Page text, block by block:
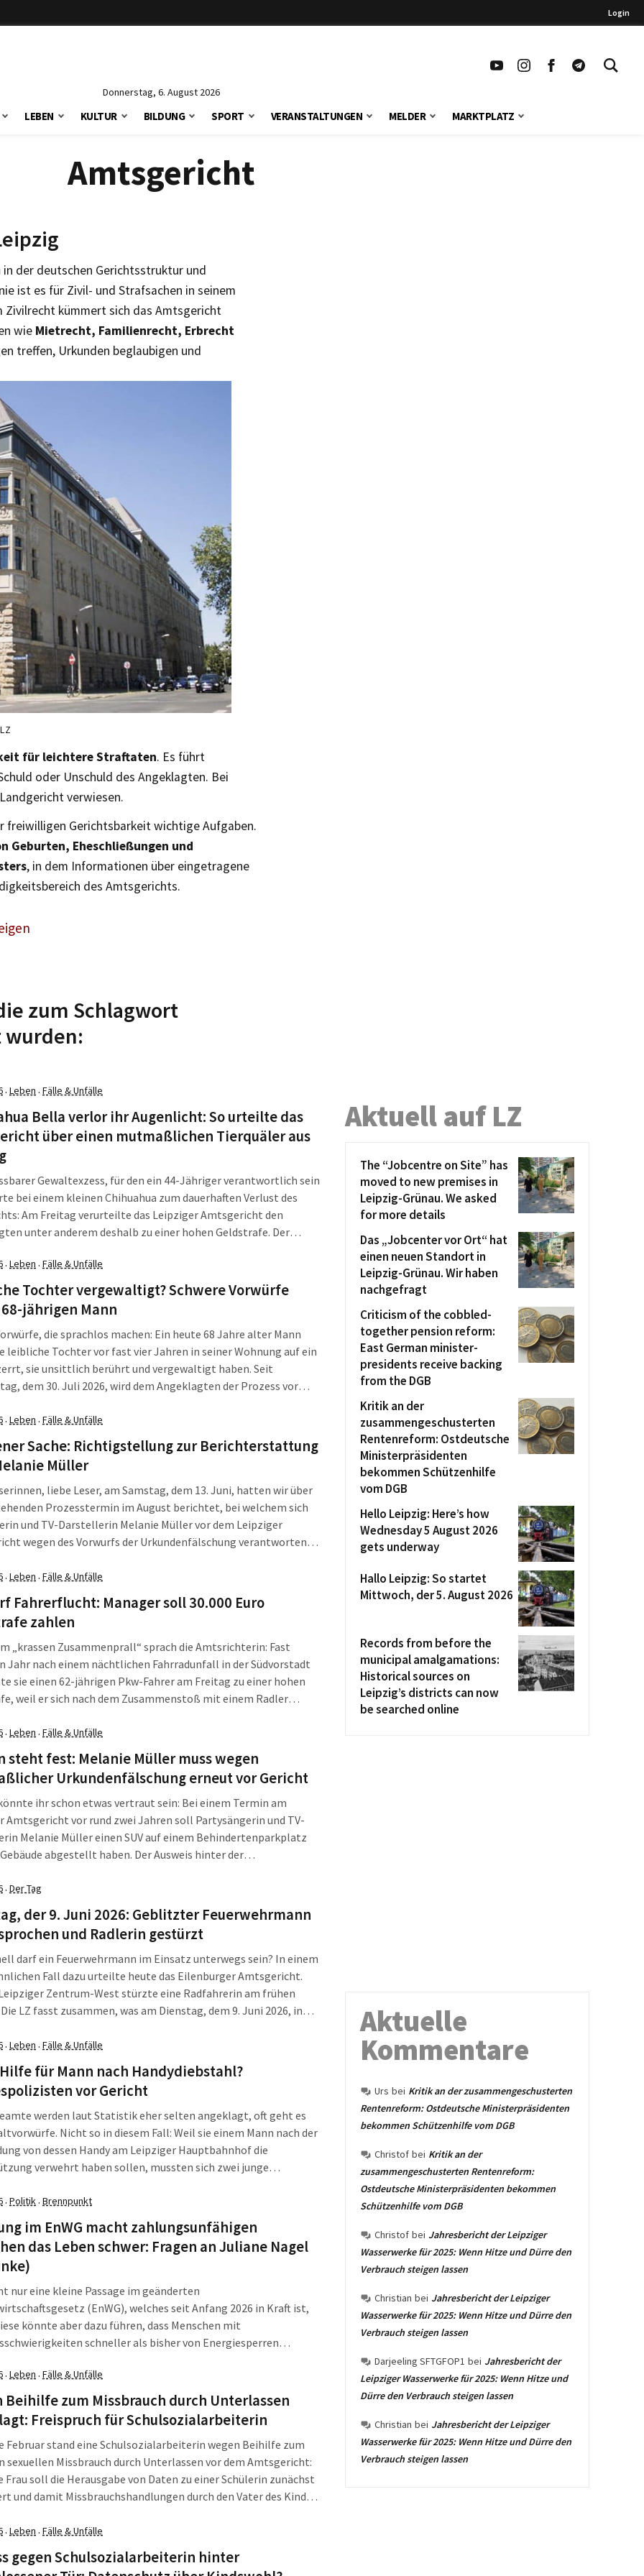
Login
Donnerstag, 6. August 2026
LEBEN KULTUR BILDUNG SPORT VERANSTALTUNGEN MELDER MARKTPLATZ
Amtsgericht
der deutschen Gerichtsstruktur und
ist es für Zivil- und Strafsachen in seinem
kümmert sich das Amtsgericht
wie Mietrecht, Familienrecht, Erbrecht
treffen, Urkunden beglaubigen und
für leichtere Straftaten. Es führt
oder Unschuld des Angeklagten. Bei
verwiesen.
freiwilligen Gerichtsbarkeit wichtige Aufgaben.
Geburten, Eheschließungen und
, in dem Informationen über eingetragene
des Amtsgerichts.
zum Schlagwort
· Leben · Fälle & Unfälle
Bella verlor ihr Augenlicht: So urteilte das
über einen mutmaßlichen Tierquäler aus
Gewaltexzess, für den ein 44-Jähriger verantwortlich sein
bei einem kleinen Chihuahua zum dauerhaften Verlust des
Am Freitag verurteilte das Leipziger Amtsgericht den
unter anderem deshalb zu einer hohen Geldstrafe. Der
war. In der Anklageschrift legte die Vertreterin […]
· Leben · Fälle & Unfälle
Tochter vergewaltigt? Schwere Vorwürfe
jährigen Mann
die sprachlos machen: Ein heute 68 Jahre alter Mann
leibliche Tochter vor fast vier Jahren in seiner Wohnung auf ein
sie unsittlich berührt und vergewaltigt haben. Seit
dem 30. Juli 2026, wird dem Angeklagten der Prozess vor
· Leben · Fälle & Unfälle
Sache: Richtigstellung zur Berichterstattung
Müller
liebe Leser, am Samstag, dem 13. Juni, hatten wir über
Prozesstermin im August berichtet, bei welchem sich
und TV-Darstellerin Melanie Müller vor dem Leipziger
wegen des Vorwurfs der Urkundenfälschung verantworten
die wir ganz im Sinne der Transparenz hier […]
· Leben · Fälle & Unfälle
Fahrerflucht: Manager soll 30.000 Euro
zahlen
„krassen Zusammenprall“ sprach die Amtsrichterin: Fast
Jahr nach einem nächtlichen Fahrradunfall in der Südvorstadt
sie einen 62-jährigen Pkw-Fahrer am Freitag zu einer hohen
weil er sich nach dem Zusammenstoß mit einem Radler
sich der Sachverhalt aber anders […]
· Leben · Fälle & Unfälle
steht fest: Melanie Müller muss wegen
Urkundenfälschung erneut vor Gericht
ihr schon etwas vertraut sein: Bei einem Termin am
Amtsgericht vor rund zwei Jahren soll Partysängerin und TV-
Melanie Müller einen SUV auf einem Behindertenparkplatz
abgestellt haben. Der Ausweis hinter der
eine Fälschung sein. Nun steht ein Prozesstermin
· Der Tag
der 9. Juni 2026: Geblitzter Feuerwehrmann
und Radlerin gestürzt
darf ein Feuerwehrmann im Einsatz unterwegs sein? In einem
Fall dazu urteilte heute das Eilenburger Amtsgericht.
Zentrum-West stürzte eine Radfahrerin am frühen
LZ fasst zusammen, was am Dienstag, dem 9. Juni 2026, in
Feuerwehrmanns? Amtsgericht Eilenburg sagt […]
· Leben · Fälle & Unfälle
für Mann nach Handydiebstahl?
vor Gericht
werden laut Statistik eher selten angeklagt, oft geht es
Nicht so in diesem Fall: Weil sie einem Mann nach der
von dessen Handy am Leipziger Hauptbahnhof die
verwehrt haben sollen, mussten sich zwei junge
vor dem Amtsgericht endete anders als gedacht. […]
· Politik· Brennpunkt
im EnWG macht zahlungsunfähigen
das Leben schwer: Fragen an Juliane Nagel
nur eine kleine Passage im geänderten
(EnWG), welches seit Anfang 2026 in Kraft ist,
könnte aber dazu führen, dass Menschen mit
schneller als bisher von Energiesperren
abzuwenden. Seit 2026 liegt die Zuständigkeit für diese
[…]
· Leben · Fälle & Unfälle
Beihilfe zum Missbrauch durch Unterlassen
Freispruch für Schulsozialarbeiterin
Februar stand eine Schulsozialarbeiterin wegen Beihilfe zum
sexuellen Missbrauch durch Unterlassen vor dem Amtsgericht:
Frau soll die Herausgabe von Daten zu einer Schülerin zunächst
und damit Missbrauchshandlungen durch den Vater des Kindes
Die Anklage hat allerdings Berufung […]
· Leben · Fälle & Unfälle
gegen Schulsozialarbeiterin hinter
Aktuell auf LZ
The “Jobcentre on Site” has
moved to new premises in
Leipzig-Grünau. We asked
for more details
Das „Jobcenter vor Ort“ hat
einen neuen Standort in
Leipzig-Grünau. Wir haben
nachgefragt
Criticism of the cobbled-
together pension reform:
East German minister-
presidents receive backing
from the DGB
Kritik an der
zusammengeschusterten
Rentenreform: Ostdeutsche
Ministerpräsidenten
bekommen Schützenhilfe
vom DGB
Hello Leipzig: Here’s how
Wednesday 5 August 2026
gets underway
Hallo Leipzig: So startet
Mittwoch, der 5. August 2026
Records from before the
municipal amalgamations:
Historical sources on
Leipzig’s districts can now
be searched online
Aktuelle
Kommentare
Urs bei Kritik an der zusammengeschusterten
Rentenreform: Ostdeutsche Ministerpräsidenten
bekommen Schützenhilfe vom DGB
Christof bei Kritik an der
zusammengeschusterten Rentenreform:
Ostdeutsche Ministerpräsidenten bekommen
Schützenhilfe vom DGB
Christof bei Jahresbericht der Leipziger
Wasserwerke für 2025: Wenn Hitze und Dürre den
Verbrauch steigen lassen
Christian bei Jahresbericht der Leipziger
Wasserwerke für 2025: Wenn Hitze und Dürre den
Verbrauch steigen lassen
Darjeeling SFTGFOP1 bei Jahresbericht der
Leipziger Wasserwerke für 2025: Wenn Hitze und
Dürre den Verbrauch steigen lassen
Christian bei Jahresbericht der Leipziger
Wasserwerke für 2025: Wenn Hitze und Dürre den
Verbrauch steigen lassen